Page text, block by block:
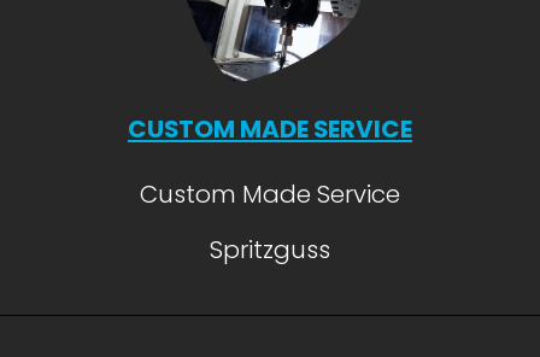
CUSTOM MADE SERVICE
Custom Made Service
Spritzguss